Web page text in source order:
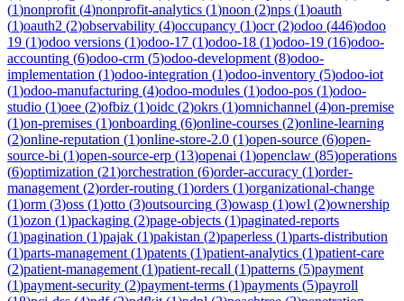
(1)nonprofit (4)nonprofit-analytics (1)noon (2)nps (1)oauth
(1)oauth2 (2)observability (4)occupancy (1)ocr(2)odoo (446)odoo
19 (1)odoo versions (1)odoo-17 (1)odoo-18 (1)odoo-19 (16)odoo-
accounting (6)odoo-crm (5)odoo-development (8)odoo-
implementation (1)odoo-integration (1)odoo-inventory (5)odoo-iot
(1)odoo-manufacturing (4)odoo-modules (1)odoo-pos (1)odoo-
studio (1)oee (2)ofbiz (1)oidc (2)okrs (1)omnichannel (4)on-premise
(1)on-premises (1)onboarding (6)online-courses (2)online-learning
(2)online-reputation (1)online-store-2.0 (1)open-source (6)open-
source-bi (1)open-source-erp (13)openai (1)openclaw (85)operations
(6)optimization (21)orchestration (6)order-accuracy (1)order-
management (2)order-routing (1)orders (1)organizational-change
(1)orm (3)oss (1)otto (3)outsourcing (3)owasp (1)owl (2)ownership
(1)ozon (1)packaging (2)page-objects (1)paginated-reports
(1)pagination (1)pajak (1)pakistan (2)paperless (1)parts-distribution
(1)parts-management (1)patents (1)patient-analytics (1)patient-care
(2)patient-management (1)patient-recall (1)patterns (5)payment
(1)payment-security (2)payment-terms (1)payments (5)payroll